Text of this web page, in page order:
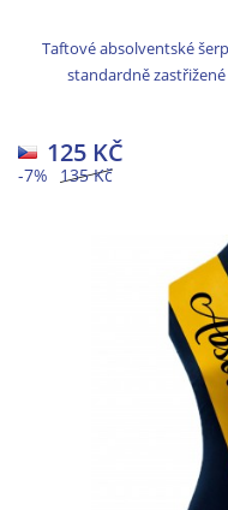
Taftové absolventské
standardně
135 Kč
-7%
125 KČ